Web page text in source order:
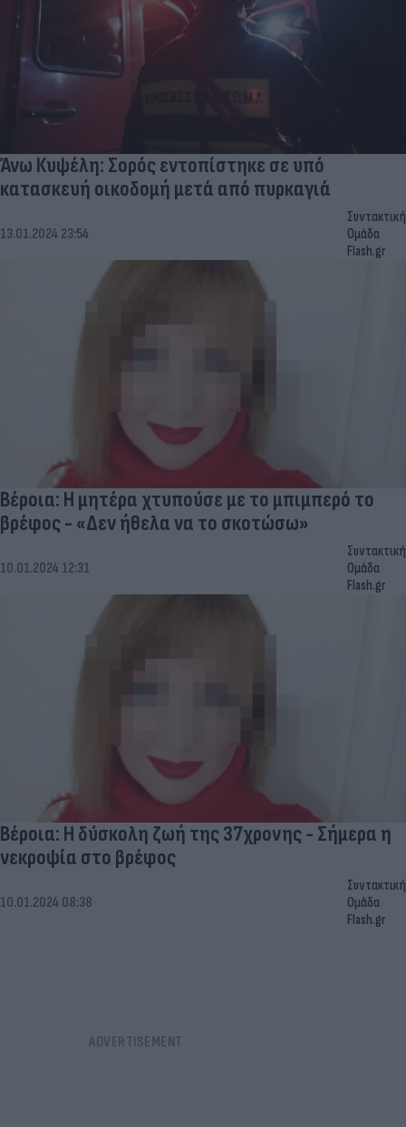
Άνω Κυψέλη: Σορός εντοπίστηκε σε υπό
κατασκευή οικοδομή μετά από πυρκαγιά
13.01.2024 23:54
Συντακτική
Ομάδα
Flash.gr
Βέροια: Η μητέρα χτυπούσε με το μπιμπερό το
βρέφος - «Δεν ήθελα να το σκοτώσω»
10.01.2024 12:31
Συντακτική
Ομάδα
Flash.gr
Βέροια: Η δύσκολη ζωή της 37χρονης - Σήμερα η
νεκροψία στο βρέφος
10.01.2024 08:38
Συντακτική
Ομάδα
Flash.gr